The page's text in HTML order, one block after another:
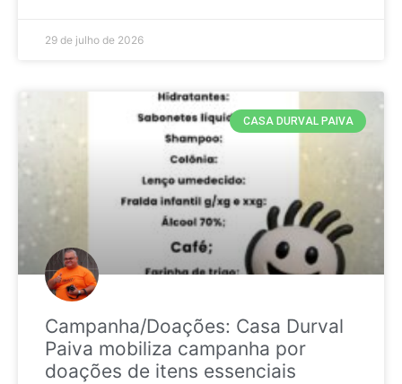
29 de julho de 2026
CASA DURVAL PAIVA
Campanha/Doações: Casa Durval
Paiva mobiliza campanha por
doações de itens essenciais